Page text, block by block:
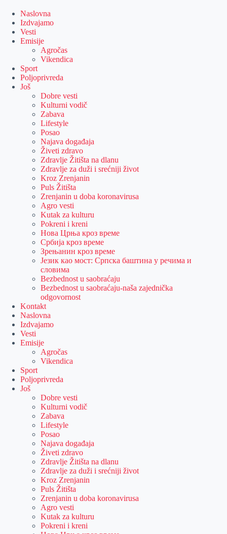
content
Naslovna
Izdvajamo
Vesti
Emisije
Agročas
Vikendica
Sport
Poljoprivreda
Još
Dobre vesti
Kulturni vodič
Zabava
Lifestyle
Posao
Najava događaja
Živeti zdravo
Zdravlje Žitišta na dlanu
Zdravlje za duži i srećniji život
Kroz Zrenjanin
Puls Žitišta
Zrenjanin u doba koronavirusa
Agro vesti
Kutak za kulturu
Pokreni i kreni
Нова Црња кроз време
Србија кроз време
Зрењанин кроз време
Језик као мост: Српска баштина у речима и
словима
Bezbednost u saobraćaju
Bezbednost u saobraćaju-naša zajednička
odgovornost
Kontakt
Naslovna
Izdvajamo
Vesti
Emisije
Agročas
Vikendica
Sport
Poljoprivreda
Još
Dobre vesti
Kulturni vodič
Zabava
Lifestyle
Posao
Najava događaja
Živeti zdravo
Zdravlje Žitišta na dlanu
Zdravlje za duži i srećniji život
Kroz Zrenjanin
Puls Žitišta
Zrenjanin u doba koronavirusa
Agro vesti
Kutak za kulturu
Pokreni i kreni